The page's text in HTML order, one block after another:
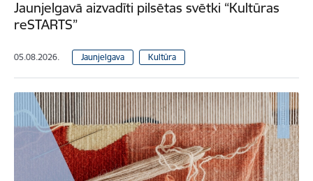
Jaunjelgavā aizvadīti pilsētas svētki “Kultūras
reSTARTS”
05.08.2026. Jaunjelgava Kultūra